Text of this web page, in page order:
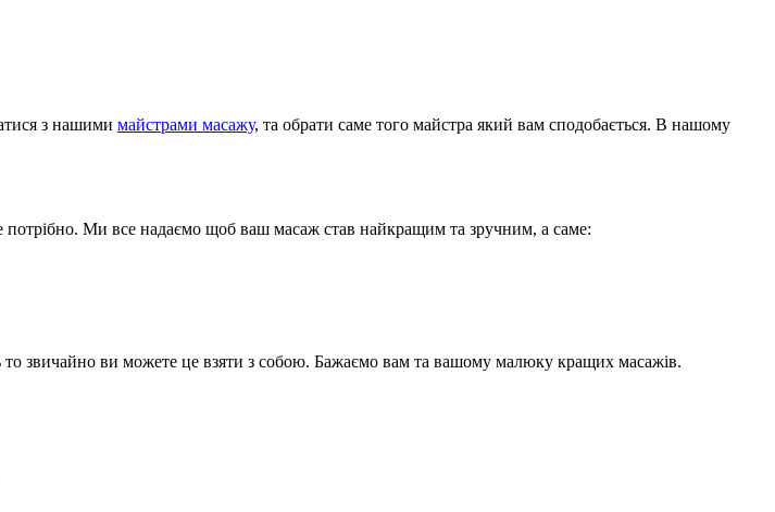
з нашими майстрами масажу, та обрати саме того майстра який вам сподобається. В нашому
потрібно. Ми все надаємо щоб ваш масаж став найкращим та зручним, а саме:
звичайно ви можете це взяти з собою. Бажаємо вам та вашому малюку кращих масажів.